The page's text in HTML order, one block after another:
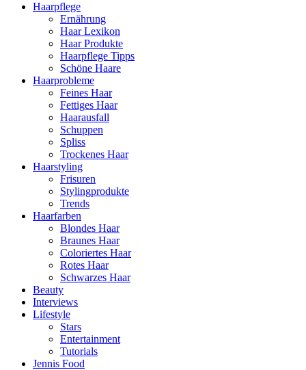
Haarpflege
Ernährung
Haar Lexikon
Haar Produkte
Haarpflege Tipps
Schöne Haare
Haarprobleme
Feines Haar
Fettiges Haar
Haarausfall
Schuppen
Spliss
Trockenes Haar
Haarstyling
Frisuren
Stylingprodukte
Trends
Haarfarben
Blondes Haar
Braunes Haar
Coloriertes Haar
Rotes Haar
Schwarzes Haar
Beauty
Interviews
Lifestyle
Stars
Entertainment
Tutorials
Jennis Food